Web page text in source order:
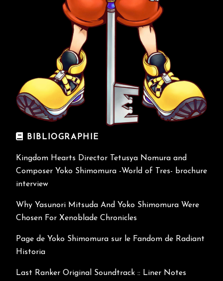
BIBLIOGRAPHIE
Kingdom Hearts Director Tetusya Nomura and
Composer Yoko Shimomura -World of Tres- brochure
interview
Why Yasunori Mitsuda And Yoko Shimomura Were
Chosen For Xenoblade Chronicles
Page de Yoko Shimomura sur le Fandom de Radiant
Historia
Last Ranker Original Soundtrack :: Liner Notes